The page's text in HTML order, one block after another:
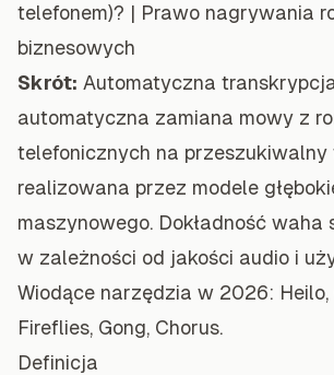
telefonem)? | Prawo nagrywania
biznesowych
Skrót: Automatyczna
automatyczna zamiana mowy z
telefonicznych na przeszukiwalny
realizowana przez modele
maszynowego. Dokładność waha
w zależności od jakości audio i
Wiodące narzędzia w 2026: Heilo,
Fireflies, Gong, Chorus.
Definicja